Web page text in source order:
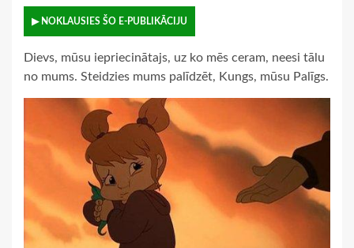
▶ NOKLAUSIES ŠO E-PUBLIKĀCIJU
Dievs, mūsu iepriecinātajs, uz ko mēs ceram, neesi tālu
no mums. Steidzies mums palīdzēt, Kungs, mūsu Palīgs.